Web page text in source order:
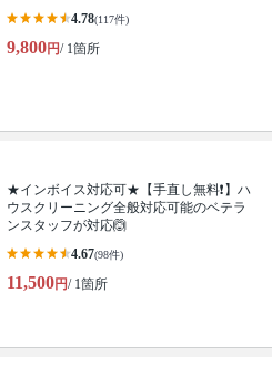
4.78(117件)
9,800円/ 1箇所
★インボイス対応可★【手直し無料❗️】ハ
ウスクリーニング全般対応可能のベテラ
ンスタッフが対応🙆
4.67(98件)
11,500円/ 1箇所